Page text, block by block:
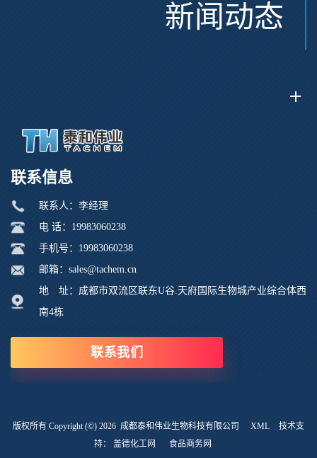
新闻动态
联系信息
联系人：李经理
电 话：19983060238
手机号：19983060238
邮箱：sales@tachem.cn
地 址：成都市双流区联东U谷.天府国际生物城产业综合体西
南4栋
联系我们
版权所有 Copyright (©) 2026 成都泰和伟业生物科技有限公司 XML
技术支
持： 盖德化工网 食品商务网